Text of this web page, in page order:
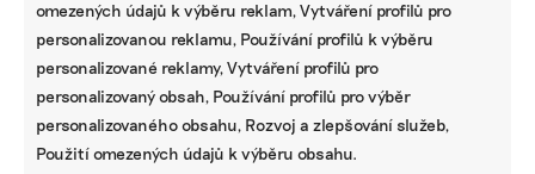
omezených údajů k výběru reklam, Vytváření profilů pro
personalizovanou reklamu, Používání profilů k výběru
personalizované reklamy, Vytváření profilů pro
personalizovaný obsah, Používání profilů pro výběr
personalizovaného obsahu, Rozvoj a zlepšování služeb,
Použití omezených údajů k výběru obsahu.